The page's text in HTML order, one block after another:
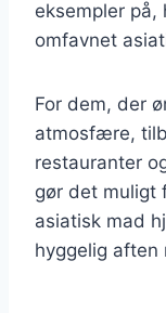
eksempler på,
omfavnet
For dem, der
atmosfære,
restauranter
gør det muligt
asiatisk mad
hyggelig aften